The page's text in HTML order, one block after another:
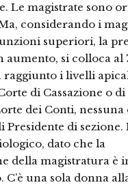
Le magistrate sono
considerando i
superiori, la
si colloca al
raggiunto i livelli
di Cassazione o
dei Conti, nessuna
di sezione.
dato che la
della magistratura è
C’è una sola donna